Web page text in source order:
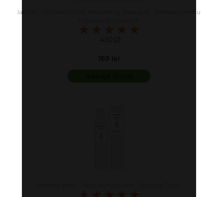
label.m - Diamond Dust Nourishing Shampoo - Sampon pentru
4.50 (2)